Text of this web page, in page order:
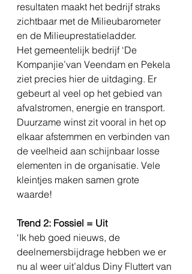
resultaten maakt het bedrijf straks
zichtbaar met de Milieubarometer
en de Milieuprestatieladder.
Het gemeentelijk bedrijf ‘De
Kompanjie’van Veendam en Pekela
ziet precies hier de uitdaging. Er
gebeurt al veel op het gebied van
afvalstromen, energie en transport.
Duurzame winst zit vooral in het op
elkaar afstemmen en verbinden van
de veelheid aan schijnbaar losse
elementen in de organisatie. Vele
kleintjes maken samen grote
waarde!
Trend 2: Fossiel = Uit
‘Ik heb goed nieuws, de
deelnemersbijdrage hebben we er
nu al weer uit’aldus Diny Fluttert van